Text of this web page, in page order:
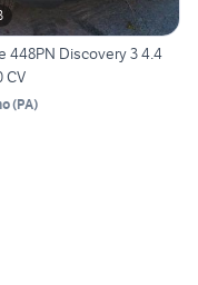
448PN Discovery 3 4.4
CV
(PA)